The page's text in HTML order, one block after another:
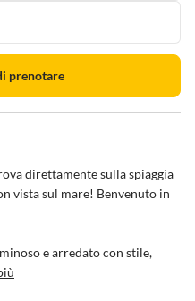
prenotare
direttamente sulla spiaggia
vista sul mare! Benvenuto in
e arredato con stile,